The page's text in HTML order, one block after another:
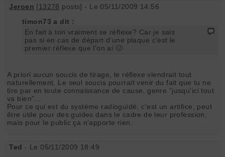
Jeroen [13278 posts] - Le 05/11/2009 14:56
timon73 a dit :
En fait à ton vraiment se réflexe? Car je sais
pas si en cas de départ d'une plaque c'est le
premier réflexe que l'on ai 🤢
A priori aucun soucis de tirage, le réflexe viendrait tout
naturellement. Le seul soucis pourrait venir du fait que tu ne
tire par en toute connaissance de cause, genre "jusqu'ici tout
va bien"...
Pour ce qui est du système radioguidé, c'est un artifice, peut
être utile pour des guides dans le cadre de leur profession,
mais pour le public ça n'apporte rien.
Ted - Le 05/11/2009 18:49